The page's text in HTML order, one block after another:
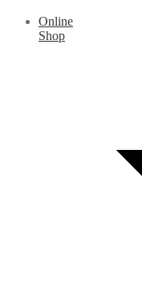
Online
Shop